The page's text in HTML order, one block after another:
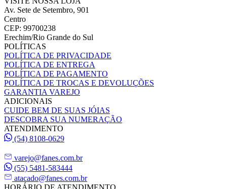
Av. Sete de Setembro, 901
Centro
CEP: 99700238
Erechim/Rio Grande do Sul
POLÍTICAS
POLÍTICA DE PRIVACIDADE
POLÍTICA DE ENTREGA
POLÍTICA DE PAGAMENTO
POLÍTICA DE TROCAS E DEVOLUÇÕES
GARANTIA VAREJO
ADICIONAIS
CUIDE BEM DE SUAS JÓIAS
DESCOBRA SUA NUMERAÇÃO
ATENDIMENTO
(54) 8108-0629
varejo@fanes.com.br
(55) 5481-583444
atacado@fanes.com.br
HORÁRIO DE ATENDIMENTO